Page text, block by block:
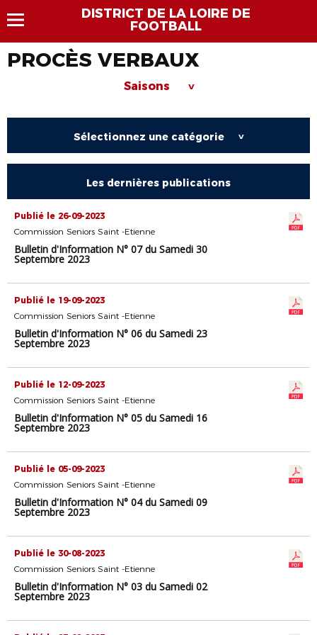
DISTRICT DE LA LOIRE DE
FOOTBALL
PROCÈS VERBAUX
Saisons >
Sélectionnez une catégorie >
Les dernières publications
Publié le 26-09-2023
Commission Seniors Saint -Etienne
Bulletin d'Information N° 07 du Samedi 30
Septembre 2023
Publié le 19-09-2023
Commission Seniors Saint -Etienne
Bulletin d'Information N° 06 du Samedi 23
Septembre 2023
Publié le 12-09-2023
Commission Seniors Saint -Etienne
Bulletin d'Information N° 05 du Samedi 16
Septembre 2023
Publié le 05-09-2023
Commission Seniors Saint -Etienne
Bulletin d'Information N° 04 du Samedi 09
Septembre 2023
Publié le 30-08-2023
Commission Seniors Saint -Etienne
Bulletin d'Information N° 03 du Samedi 02
Septembre 2023